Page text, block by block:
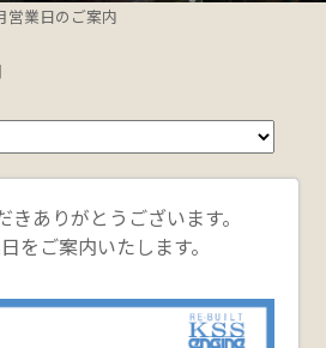
営業日のご案内
ありがとうございます。
をご案内いたします。